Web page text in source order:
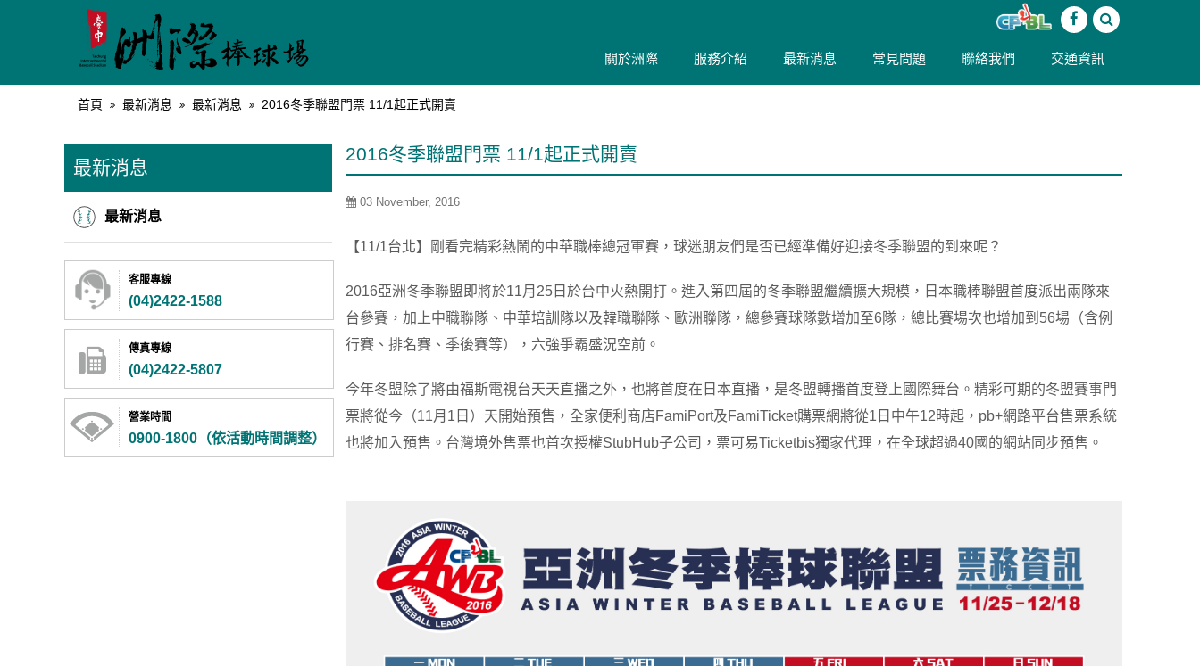
關於洲際 服務介紹 最新消息 常見問題 聯絡我們 交通資訊
首頁 最新消息 最新消息 2016冬季聯盟門票 11/1起正式開賣
2016冬季聯盟門票 11/1起正式開賣
03 November, 2016
【11/1台北】剛看完精彩熱鬧的中華職棒總冠軍賽，球迷朋友們是否已經準備好迎接冬季聯盟的到來呢？
2016亞洲冬季聯盟即將於11月25日於台中火熱開打。進入第四屆的冬季聯盟繼續擴大規模，日本職棒聯盟首度派出兩隊來
台參賽，加上中職聯隊、中華培訓隊以及韓職聯隊、歐洲聯隊，總參賽球隊數增加至6隊，總比賽場次也增加到56場（含例
行賽、排名賽、季後賽等），六強爭霸盛況空前。
今年冬盟除了將由福斯電視台天天直播之外，也將首度在日本直播，是冬盟轉播首度登上國際舞台。精彩可期的冬盟賽事門
票將從今（11月1日）天開始預售，全家便利商店FamiPort及FamiTicket購票網將從1日中午12時起，pb+網路平台售票系統
也將加入預售。台灣境外售票也首次授權StubHub子公司，票可易Ticketbis獨家代理，在全球超過40國的網站同步預售。
最新消息
最新消息
客服專線
(04)2422-1588
傳真專線
(04)2422-5807
營業時間
0900-1800（依活動時間調整）